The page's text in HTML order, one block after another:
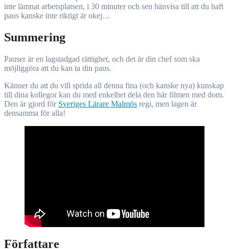
inte lämnat arbetsplatsen, i 30 minuter och sen hänvisa till att du haft
paus kanske inte riktigt är okej…
Summering
Pauser är en lagstadgad rättighet, och det är din chef som ska
möjliggöra att du kan ta din paus.
Känner du att du vill sprida all denna fina (och kanske nya) kunskap
till dina kollegor kan du med enkelhet dela den här filmen med dom.
Den är gjord för Sveriges Lärare Malmös regi, men lagen är
densamma för alla!
Författare